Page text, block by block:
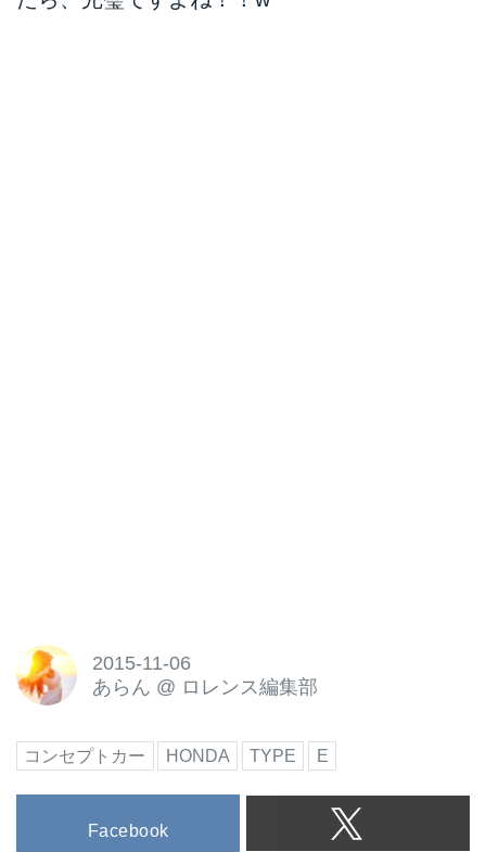
2015-11-06
あらん @ ロレンス編集部
コンセプトカー HONDA TYPE E
Facebook